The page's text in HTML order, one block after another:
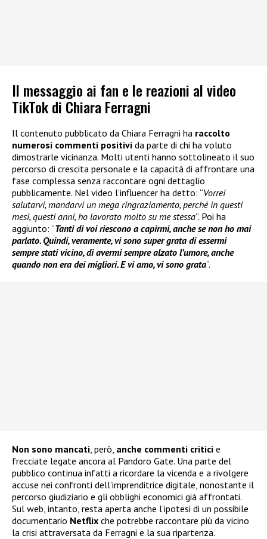
Il messaggio ai fan e le reazioni al video
TikTok di Chiara Ferragni
Il contenuto pubblicato da Chiara Ferragni ha raccolto
numerosi commenti positivi da parte di chi ha voluto
dimostrarle vicinanza. Molti utenti hanno sottolineato il suo
percorso di crescita personale e la capacità di affrontare una
fase complessa senza raccontare ogni dettaglio
pubblicamente. Nel video l’influencer ha detto: “Vorrei
salutarvi, mandarvi un mega ringraziamento, perché in questi
mesi, questi anni, ho lavorato molto su me stessa”. Poi ha
aggiunto: “Tanti di voi riescono a capirmi, anche se non ho mai
parlato. Quindi, veramente, vi sono super grata di essermi
sempre stati vicino, di avermi sempre alzato l’umore, anche
quando non era dei migliori. E vi amo, vi sono grata”.
Non sono mancati, però, anche commenti critici e
frecciate legate ancora al Pandoro Gate. Una parte del
pubblico continua infatti a ricordare la vicenda e a rivolgere
accuse nei confronti dell’imprenditrice digitale, nonostante il
percorso giudiziario e gli obblighi economici già affrontati.
Sul web, intanto, resta aperta anche l’ipotesi di un possibile
documentario Netflix che potrebbe raccontare più da vicino
la crisi attraversata da Ferragni e la sua ripartenza.